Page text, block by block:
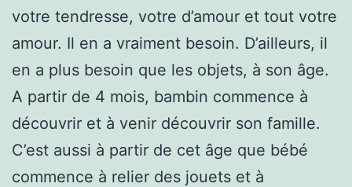
votre tendresse, votre d’amour et tout votre
amour. Il en a vraiment besoin. D’ailleurs, il
en a plus besoin que les objets, à son âge.
A partir de 4 mois, bambin commence à
découvrir et à venir découvrir son famille.
C’est aussi à partir de cet âge que bébé
commence à relier des jouets et à